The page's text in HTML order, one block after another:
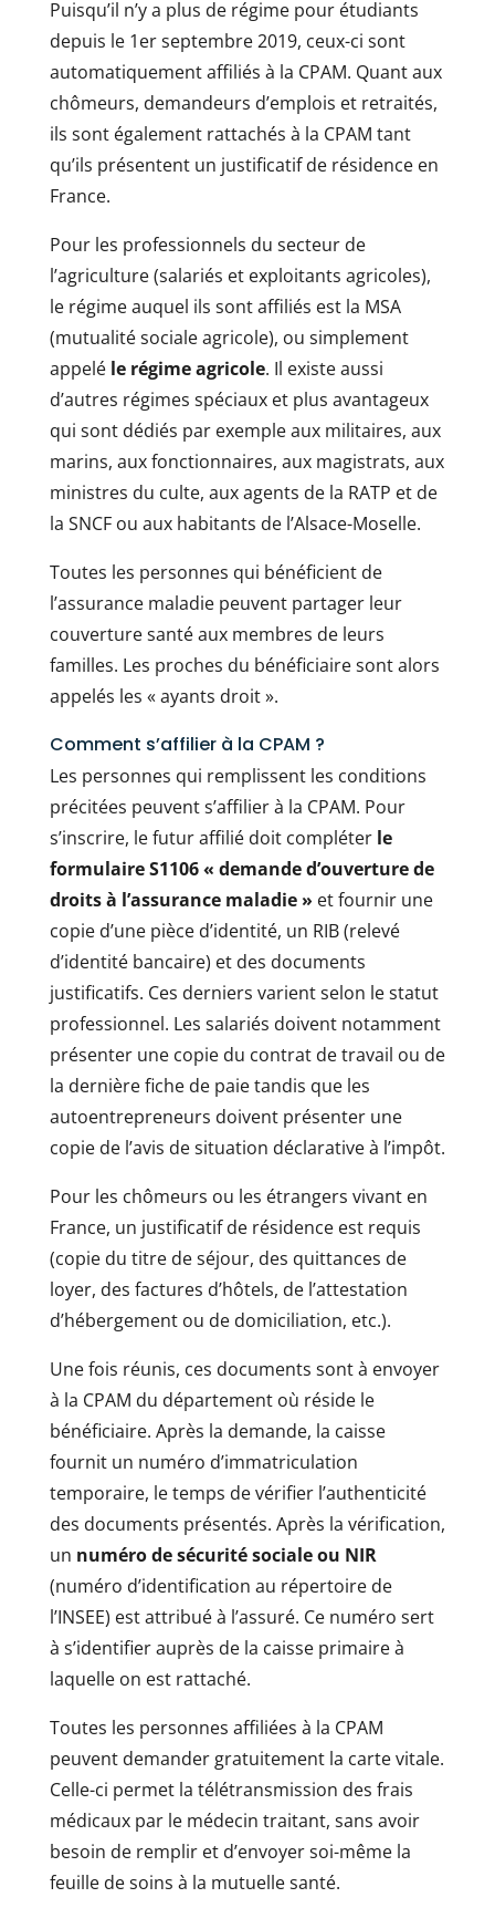
Puisqu’il n’y a plus de régime pour étudiants
depuis le 1er septembre 2019, ceux-ci sont
automatiquement affiliés à la CPAM. Quant aux
chômeurs, demandeurs d’emplois et retraités,
ils sont également rattachés à la CPAM tant
qu’ils présentent un justificatif de résidence en
France.
Pour les professionnels du secteur de
l’agriculture (salariés et exploitants agricoles),
le régime auquel ils sont affiliés est la MSA
(mutualité sociale agricole), ou simplement
appeléle régime agricole. Il existe aussi
d’autres régimes spéciaux et plus avantageux
qui sont dédiés par exemple aux militaires, aux
marins, aux fonctionnaires, aux magistrats, aux
ministres du culte, aux agents de la RATP et de
la SNCF ou aux habitants de l’Alsace-Moselle.
Toutes les personnes qui bénéficient de
l’assurance maladie peuvent partager leur
couverture santé aux membres de leurs
familles. Les proches du bénéficiaire sont alors
appelés les « ayants droit ».
Comment s’affilier à la CPAM ?
Les personnes qui remplissent les conditions
précitées peuvent s’affilier à la CPAM. Pour
s’inscrire, le futur affilié doit compléter le
formulaire S1106 « demande d’ouverture de
droits à l’assurance maladie » et fournir une
copie d’une pièce d’identité, un RIB (relevé
d’identité bancaire) et des documents
justificatifs. Ces derniers varient selon le statut
professionnel. Les salariés doivent notamment
présenter une copie du contrat de travail ou de
la dernière fiche de paie tandis que les
autoentrepreneurs doivent présenter une
copie de l’avis de situation déclarative à l’impôt.
Pour les chômeurs ou les étrangers vivant en
France, un justificatif de résidence est requis
(copie du titre de séjour, des quittances de
loyer, des factures d’hôtels, de l’attestation
d’hébergement ou de domiciliation, etc.).
Une fois réunis, ces documents sont à envoyer
à la CPAM du département où réside le
bénéficiaire. Après la demande, la caisse
fournit un numéro d’immatriculation
temporaire, le temps de vérifier l’authenticité
des documents présentés. Après la vérification,
un numéro de sécurité sociale ou NIR
(numéro d’identification au répertoire de
l’INSEE) est attribué à l’assuré. Ce numéro sert
à s’identifier auprès de la caisse primaire à
laquelle on est rattaché.
Toutes les personnes affiliées à la CPAM
peuvent demander gratuitement la carte vitale.
Celle-ci permet la télétransmission des frais
médicaux par le médecin traitant, sans avoir
besoin de remplir et d’envoyer soi-même la
feuille de soins à la mutuelle santé.